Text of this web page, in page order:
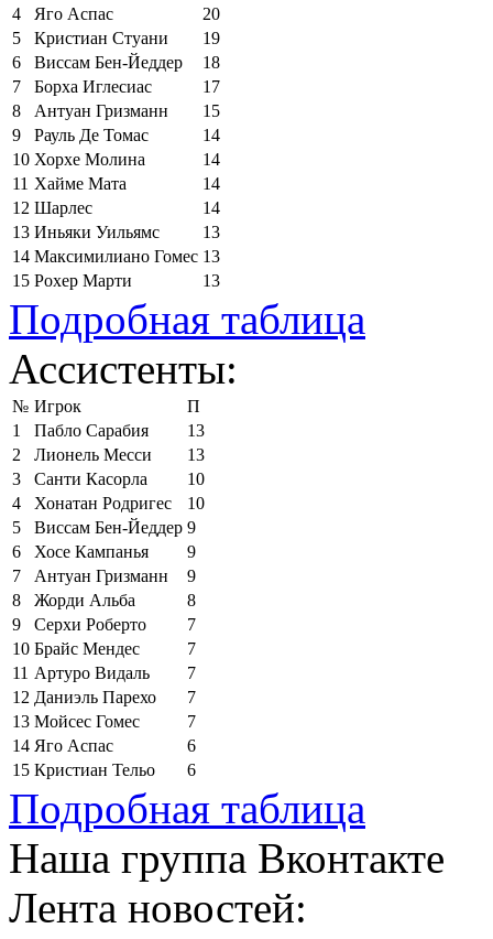
4
Яго Аспас
20
5
Кристиан Стуани
19
6
Виссам Бен-Йеддер
18
7
Борха Иглесиас
17
8
Антуан Гризманн
15
9
Рауль Де Томас
14
10 Хорхе Молина
14
11 Хайме Мата
14
12 Шарлес
14
13 Иньяки Уильямс
13
14 Максимилиано Гомес 13
15 Рохер Марти 13
Подробная таблица
Ассистенты:
№ Игрок
П
1
Пабло Сарабия
13
2
Лионель Месси
13
3
Санти Касорла
10
4
Хонатан Родригес
10
5
Виссам Бен-Йеддер 9
6
Хосе Кампанья
9
7
Антуан Гризманн
9
8
Жорди Альба
8
9
Серхи Роберто
7
10 Брайс Мендес
7
11 Артуро Видаль
7
12 Даниэль Парехо
7
13 Мойсес Гомес
7
14 Яго Аспас
6
15 Кристиан Тельо 6
Подробная таблица
Наша группа Вконтакте
Лента новостей: